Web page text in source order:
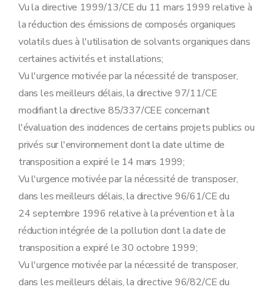
Vu la directive 1999/13/CE du 11 mars 1999 relative à
la réduction des émissions de composés organiques
volatils dues à l'utilisation de solvants organiques dans
certaines activités et installations;
Vu l'urgence motivée par la nécessité de transposer,
dans les meilleurs délais, la directive 97/11/CE
modifiant la directive 85/337/CEE concernant
l'évaluation des incidences de certains projets publics ou
privés sur l'environnement dont la date ultime de
transposition a expiré le 14 mars 1999;
Vu l'urgence motivée par la nécessité de transposer,
dans les meilleurs délais, la directive 96/61/CE du
24 septembre 1996 relative à la prévention et à la
réduction intégrée de la pollution dont la date de
transposition a expiré le 30 octobre 1999;
Vu l'urgence motivée par la nécessité de transposer,
dans les meilleurs délais, la directive 96/82/CE du